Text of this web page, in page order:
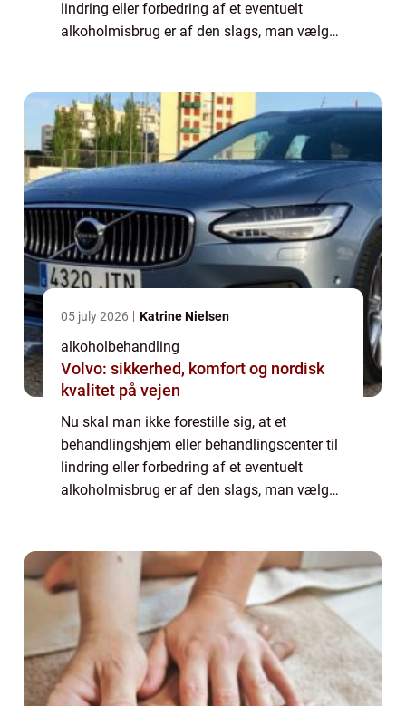
lindring eller forbedring af et eventuelt
alkoholmisbrug er af den slags, man vælger
05 july 2026 Katrine Nielsen
alkoholbehandling
Volvo: sikkerhed, komfort og nordisk
kvalitet på vejen
Nu skal man ikke forestille sig, at et
behandlingshjem eller behandlingscenter til
lindring eller forbedring af et eventuelt
alkoholmisbrug er af den slags, man vælger